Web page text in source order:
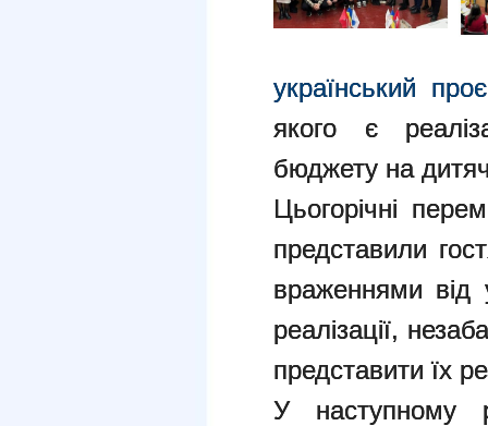
український
якого є
бюджету на
Цьогорічні
представили
враженнями від
реалізації,
представити їх
У наступному